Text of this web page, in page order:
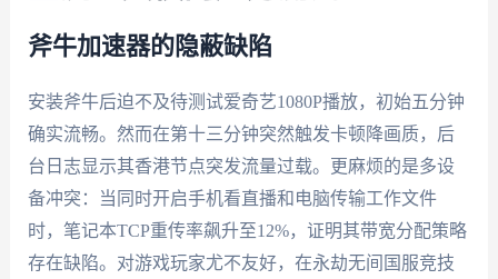
斧牛加速器的隐蔽缺陷
安装斧牛后迫不及待测试爱奇艺1080P播放，初始五分钟
确实流畅。然而在第十三分钟突然触发卡顿降画质，后
台日志显示其香港节点突发流量过载。更麻烦的是多设
备冲突：当同时开启手机看直播和电脑传输工作文件
时，笔记本TCP重传率飙升至12%，证明其带宽分配策略
存在缺陷。对游戏玩家尤不友好，在永劫无间国服竞技